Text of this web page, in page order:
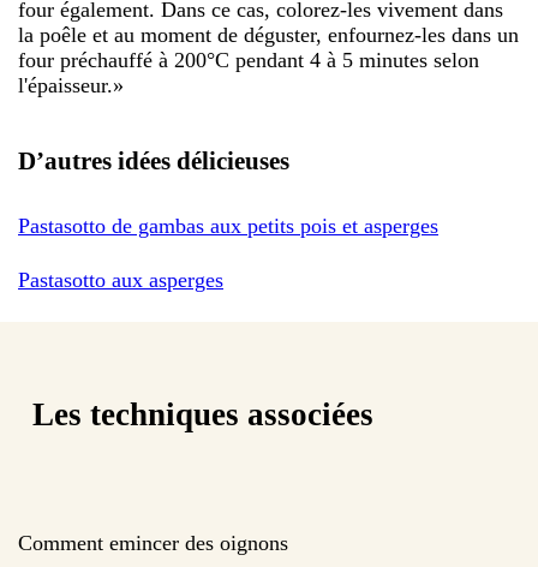
four également. Dans ce cas, colorez-les vivement dans
la poêle et au moment de déguster, enfournez-les dans un
four préchauffé à 200°C pendant 4 à 5 minutes selon
l'épaisseur.»
D’autres idées délicieuses
Pastasotto de gambas aux petits pois et asperges
Pastasotto aux asperges
Les techniques associées
Comment emincer des oignons